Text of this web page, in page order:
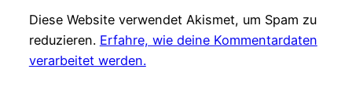
Diese Website verwendet Akismet, um Spam zu
reduzieren. Erfahre, wie deine Kommentardaten
verarbeitet werden.